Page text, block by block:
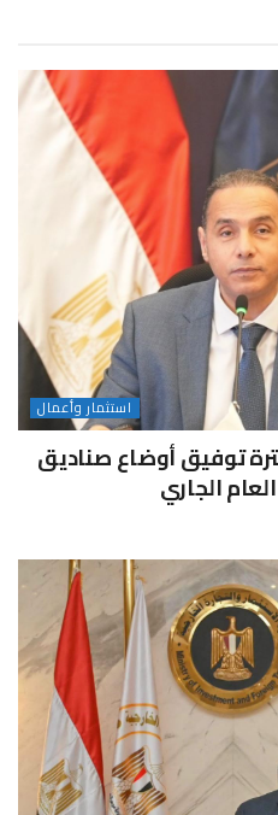
استثمار وأعمال
توفيق أوضاع صناديق
الجاري